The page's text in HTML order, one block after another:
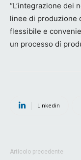
“L’integrazione dei
linee di produzione
flessibile e
un processo di
Linkedin
Articolo precedente